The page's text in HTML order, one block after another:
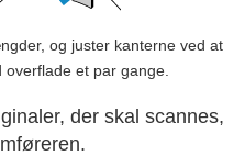
og juster kanterne ved at
et par gange.
der skal scannes,